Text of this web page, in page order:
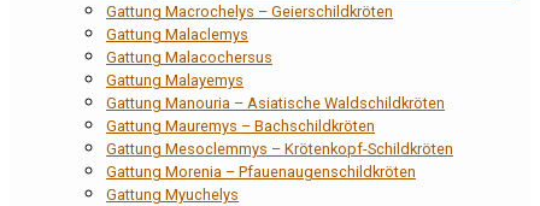
Gattung Macrochelys – Geierschildkröten
Gattung Malaclemys
Gattung Malacochersus
Gattung Malayemys
Gattung Manouria – Asiatische Waldschildkröten
Gattung Mauremys – Bachschildkröten
Gattung Mesoclemmys – Krötenkopf-Schildkröten
Gattung Morenia – Pfauenaugenschildkröten
Gattung Myuchelys